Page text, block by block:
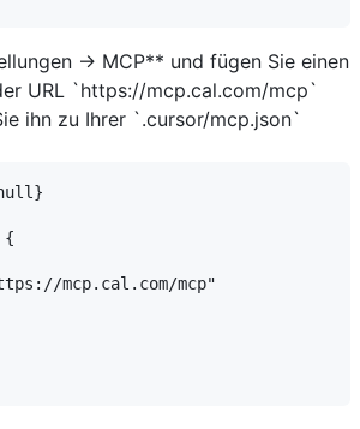
→ MCP** und fügen Sie einen
URL `https://mcp.cal.com/mcp`
ihn zu Ihrer `.cursor/mcp.json`
{
mcp.cal.com/mcp"